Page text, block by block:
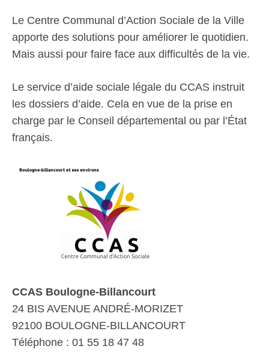
Le Centre Communal d’Action Sociale de la Ville
apporte des solutions pour améliorer le quotidien.
Mais aussi pour faire face aux difficultés de la vie.
Le service d’aide sociale légale du CCAS instruit
les dossiers d’aide. Cela en vue de la prise en
charge par le Conseil départemental ou par l’État
français.
CCAS Boulogne-Billancourt
24 BIS AVENUE ANDRÉ-MORIZET
92100 BOULOGNE-BILLANCOURT
Téléphone : 01 55 18 47 48